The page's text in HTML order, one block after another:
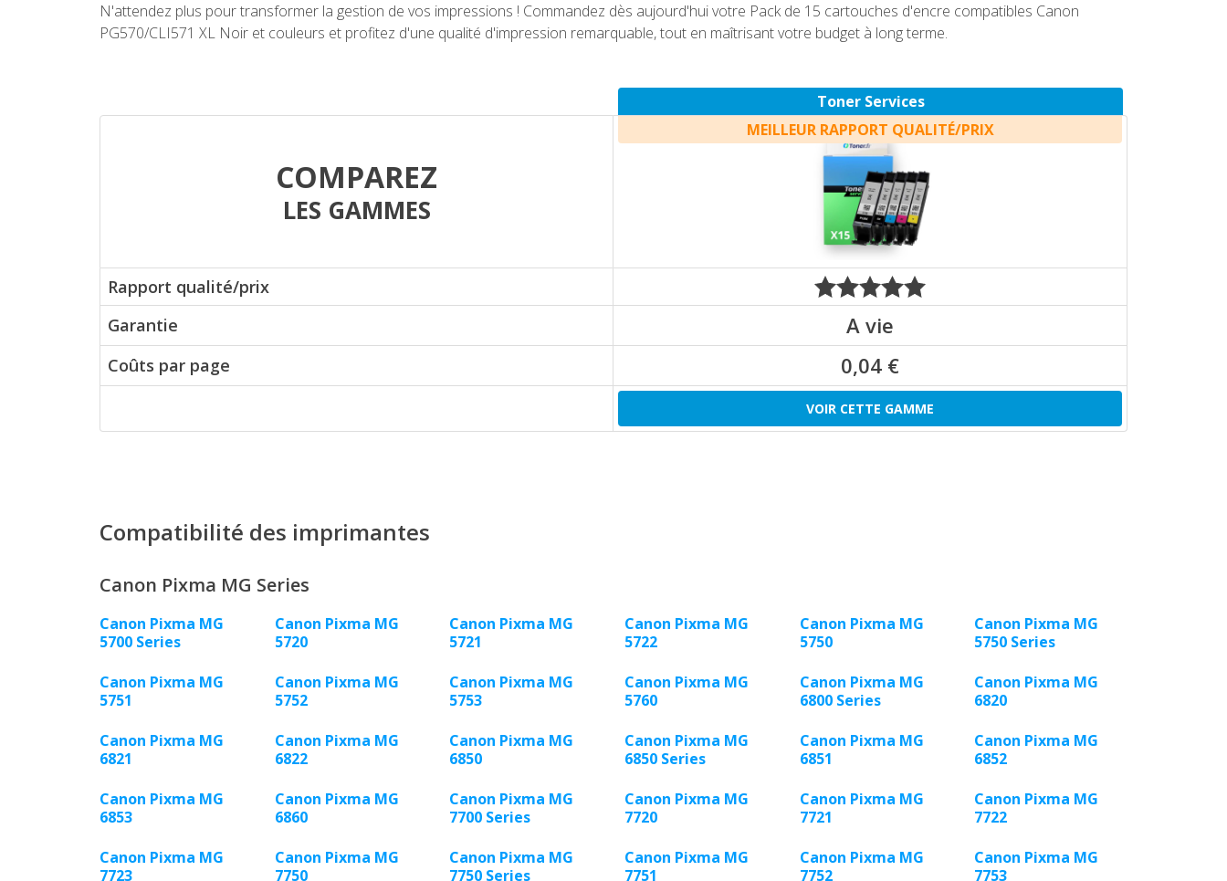
N'attendez plus pour transformer la gestion de vos impressions ! Commandez dès aujourd'hui votre Pack de 15 cartouches d'encre compatibles Canon
PG570/CLI571 XL Noir et couleurs et profitez d'une qualité d'impression remarquable, tout en maîtrisant votre budget à long terme.
Toner Services
COMPAREZ
LES GAMMES
MEILLEUR RAPPORT QUALITÉ/PRIX
Rapport qualité/prix
Garantie
A vie
Coûts par page 0,04 €
VOIR CETTE GAMME
Compatibilité des imprimantes
Canon Pixma MG Series
Canon Pixma MG
5700 Series
Canon Pixma MG
5720
Canon Pixma MG
5721
Canon Pixma MG
5722
Canon Pixma MG
5750
Canon Pixma MG
5750 Series
Canon Pixma MG
5751
Canon Pixma MG
5752
Canon Pixma MG
5753
Canon Pixma MG
5760
Canon Pixma MG
6800 Series
Canon Pixma MG
6820
Canon Pixma MG
6821
Canon Pixma MG
6822
Canon Pixma MG
6850
Canon Pixma MG
6850 Series
Canon Pixma MG
6851
Canon Pixma MG
6852
Canon Pixma MG
6853
Canon Pixma MG
6860
Canon Pixma MG
7700 Series
Canon Pixma MG
7720
Canon Pixma MG
7721
Canon Pixma MG
7722
Canon Pixma MG
7723
Canon Pixma MG
7750
Canon Pixma MG
7750 Series
Canon Pixma MG
7751
Canon Pixma MG
7752
Canon Pixma MG
7753